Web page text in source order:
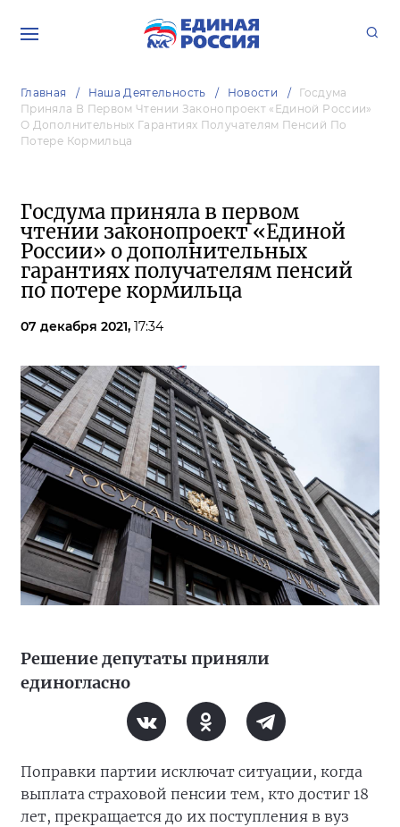
Главная Наша Деятельность Новости
Госдума
Приняла В Первом Чтении Законопроект «Единой России»
О Дополнительных Гарантиях Получателям Пенсий По
Потере Кормильца
Госдума приняла в первом
чтении законопроект «Единой
России» о дополнительных
гарантиях получателям пенсий
по потере кормильца
07 декабря 2021, 17:34
Решение депутаты приняли
единогласно
Поправки партии исключат ситуации, когда
выплата страховой пенсии тем, кто достиг 18
лет, прекращается до их поступления в вуз